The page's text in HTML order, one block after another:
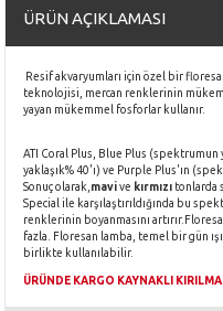
ÜRÜN AÇIKLAMASI
Resif akvaryumları için özel bir
teknolojisi, mercan renklerinin
yayan mükemmel fosforlar kullanır.
ATI Coral Plus, Blue Plus
yaklaşık% 40'ı) ve Purple Plus'ın
Sonuç olarak, mavive kırmızı tonlarda
Special ile karşılaştırıldığında bu
renklerinin boyanmasını
fazla. Floresan lamba, temel bir gün
birlikte kullanılabilir.
ÜRÜNDE KARGO KAYNAKLI